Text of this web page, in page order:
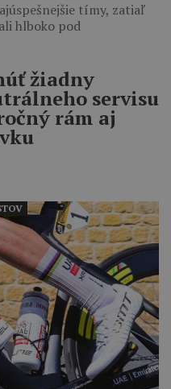
tímy, zatiaľ
hlboko pod
žiadny
servisu
rám aj